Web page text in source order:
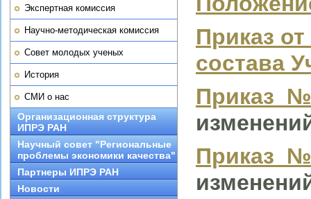
Экспертная комиссия
Научно-методическая комиссия
Совет молодых ученых
История
СМИ о нас
Организационная структура
ИПРЭ РАН
Научный совет "Региональные
проблемы экономики качества"
Партнеры ИПРЭ РАН
Новости
Приказ от
состава
Приказ
Приказ